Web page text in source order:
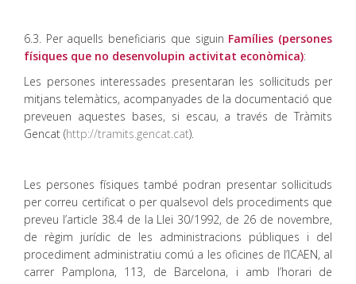
6.3. Per aquells beneficiaris que siguin Famílies (persones
físiques que no desenvolupin activitat econòmica):
Les persones interessades presentaran les sol·licituds per
mitjans telemàtics, acompanyades de la documentació que
preveuen aquestes bases, si escau, a través de Tràmits
Gencat (http://tramits.gencat.cat).
Les persones físiques també podran presentar sol·licituds
per correu certificat o per qualsevol dels procediments que
preveu l’article 38.4 de la Llei 30/1992, de 26 de novembre,
de règim jurídic de les administracions públiques i del
procediment administratiu comú a les oficines de l’ICAEN, al
carrer Pamplona, 113, de Barcelona, i amb l’horari de